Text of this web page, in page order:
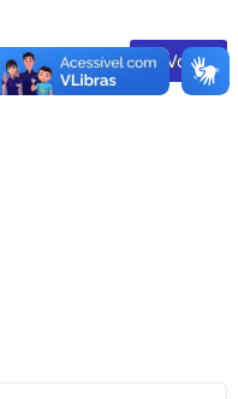
Voltar